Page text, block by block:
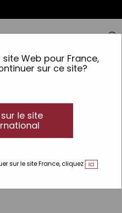
Web pour France,
sur ce site?
le site
sur le site France, cliquez ici
nest pas